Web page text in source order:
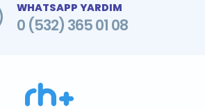
WHATSAPP YARDIM
0 (532) 365 01 08